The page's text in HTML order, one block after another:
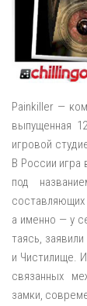
Painkiller —
выпущенная
игровой
В России игра
под
составляющих
а именно — у
таясь,
и Чистилище.
связанных
замки,